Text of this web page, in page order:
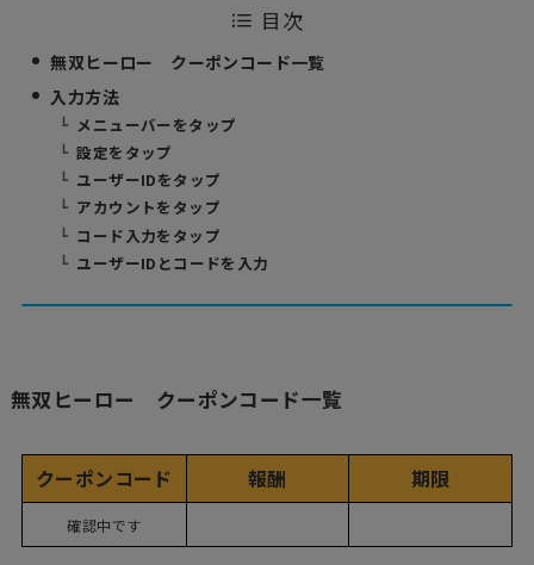
目次
無双ヒーロー クーポンコード一覧
入力方法
メニューバーをタップ
設定をタップ
ユーザーIDをタップ
アカウントをタップ
コード入力をタップ
ユーザーIDとコードを入力
無双ヒーロー クーポンコード一覧
クーポンコード 報酬 期限
確認中です